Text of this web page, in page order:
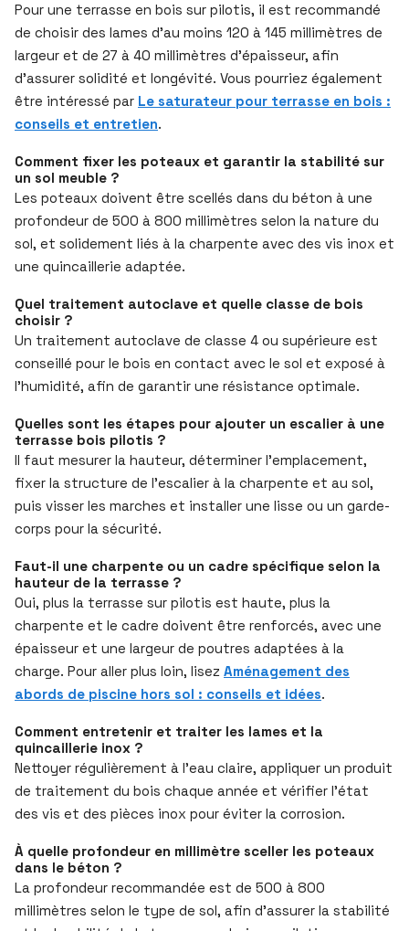
Pour une terrasse en bois sur pilotis, il est recommandé
de choisir des lames d’au moins 120 à 145 millimètres de
largeur et de 27 à 40 millimètres d’épaisseur, afin
d’assurer solidité et longévité. Vous pourriez également
être intéressé par Le saturateur pour terrasse en bois :
conseils et entretien.
Comment fixer les poteaux et garantir la stabilité sur
un sol meuble ?
Les poteaux doivent être scellés dans du béton à une
profondeur de 500 à 800 millimètres selon la nature du
sol, et solidement liés à la charpente avec des vis inox et
une quincaillerie adaptée.
Quel traitement autoclave et quelle classe de bois
choisir ?
Un traitement autoclave de classe 4 ou supérieure est
conseillé pour le bois en contact avec le sol et exposé à
l’humidité, afin de garantir une résistance optimale.
Quelles sont les étapes pour ajouter un escalier à une
terrasse bois pilotis ?
Il faut mesurer la hauteur, déterminer l’emplacement,
fixer la structure de l’escalier à la charpente et au sol,
puis visser les marches et installer une lisse ou un garde-
corps pour la sécurité.
Faut-il une charpente ou un cadre spécifique selon la
hauteur de la terrasse ?
Oui, plus la terrasse sur pilotis est haute, plus la
charpente et le cadre doivent être renforcés, avec une
épaisseur et une largeur de poutres adaptées à la
charge. Pour aller plus loin, lisez Aménagement des
abords de piscine hors sol : conseils et idées.
Comment entretenir et traiter les lames et la
quincaillerie inox ?
Nettoyer régulièrement à l’eau claire, appliquer un produit
de traitement du bois chaque année et vérifier l’état
des vis et des pièces inox pour éviter la corrosion.
À quelle profondeur en millimètre sceller les poteaux
dans le béton ?
La profondeur recommandée est de 500 à 800
millimètres selon le type de sol, afin d’assurer la stabilité